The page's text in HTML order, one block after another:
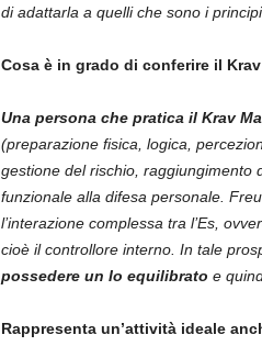
di adattarla a quelli che sono i
Cosa è in grado di conferire il
Una persona che pratica il Krav
(preparazione fisica, logica,
gestione del rischio, raggiungimento
funzionale alla difesa personale.
l’interazione complessa tra l’Es,
cioè il controllore interno. In tale
possedere un Io equilibrato e
Rappresenta un’attività ideale